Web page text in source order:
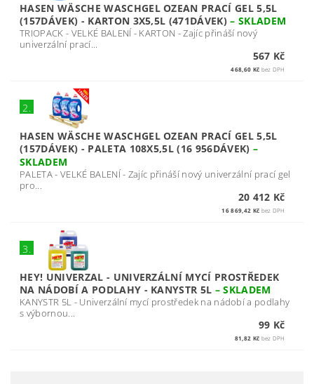
HASEN WÄSCHE WASCHGEL OZEAN PRACÍ GEL 5,5L
(157DÁVEK) - KARTON 3X5,5L (471DÁVEK)– SKLADEM
TRIOPACK - VELKÉ BALENÍ - KARTON - Zajíc přináší nový
univerzální prací...
567 Kč
468,60 Kč bez DPH
2.
HASEN WÄSCHE WASCHGEL OZEAN PRACÍ GEL 5,5L
(157DÁVEK) - PALETA 108X5,5L (16 956DÁVEK) –
SKLADEM
PALETA - VELKÉ BALENÍ - Zajíc přináší nový univerzální prací gel
pro...
20 412 Kč
16 869,42 Kč bez DPH
3.
HEY! UNIVERZAL - UNIVERZÁLNÍ MYCÍ PROSTŘEDEK
NA NÁDOBÍ A PODLAHY - KANYSTR 5L –SKLADEM
KANYSTR 5L - Univerzální mycí prostředek na nádobí a podlahy
s výbornou...
99 Kč
81,82 Kč bez DPH